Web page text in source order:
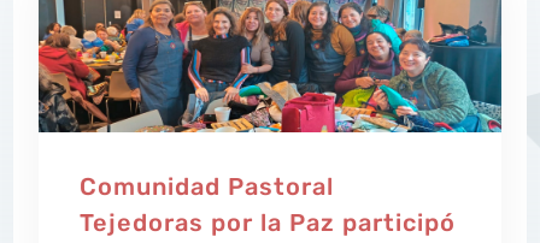
Comunidad Pastoral
Tejedoras por la Paz participó